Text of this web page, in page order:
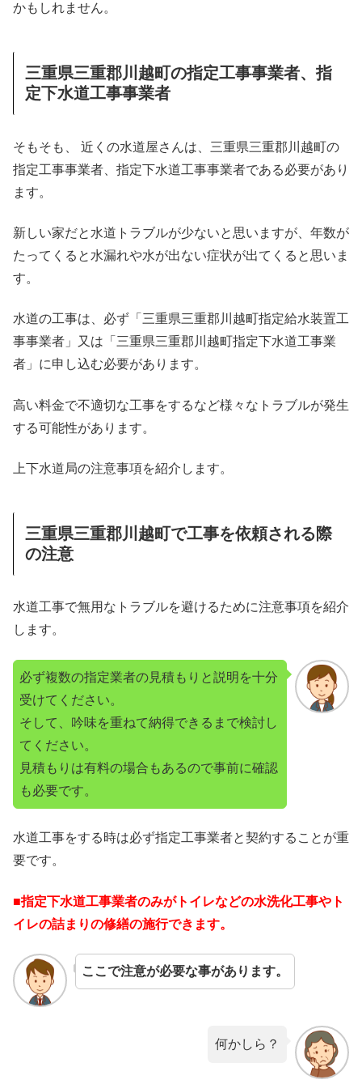
かもしれません。
三重県三重郡川越町の指定工事事業者、指
定下水道工事事業者
そもそも、 近くの水道屋さんは、三重県三重郡川越町の
指定工事事業者、指定下水道工事事業者である必要があり
ます。
新しい家だと水道トラブルが少ないと思いますが、年数が
たってくると水漏れや水が出ない症状が出てくると思いま
す。
水道の工事は、必ず「三重県三重郡川越町指定給水装置工
事事業者」又は「三重県三重郡川越町指定下水道工事業
者」に申し込む必要があります。
高い料金で不適切な工事をするなど様々なトラブルが発生
する可能性があります。
上下水道局の注意事項を紹介します。
三重県三重郡川越町で工事を依頼される際
の注意
水道工事で無用なトラブルを避けるために注意事項を紹介
します。
必ず複数の指定業者の見積もりと説明を十分
受けてください。
そして、吟味を重ねて納得できるまで検討し
てください。
見積もりは有料の場合もあるので事前に確認
も必要です。
水道工事をする時は必ず指定工事業者と契約することが重
要です。
■指定下水道工事業者のみがトイレなどの水洗化工事やト
イレの詰まりの修繕の施行できます。
ここで注意が必要な事があります。
何かしら？